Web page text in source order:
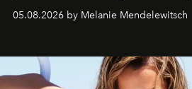
de vivre Romain dans toute son
05.08.2026 by Melanie Mendelewitsch